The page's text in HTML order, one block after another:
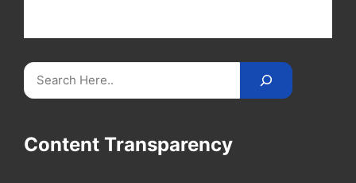
Search
Content Transparency